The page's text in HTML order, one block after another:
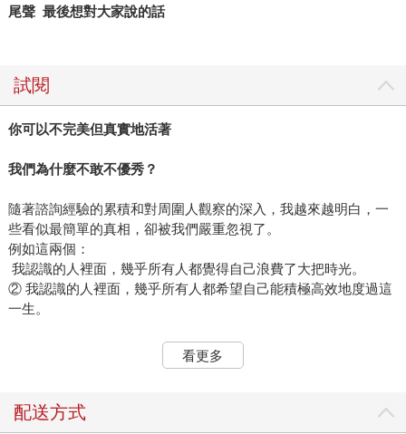
尾聲 最後想對大家說的話
試閱
你可以不完美但真實地活著
我們為什麼不敢不優秀？
隨著諮詢經驗的累積和對周圍人觀察的深入，我越來越明白，一
些看似最簡單的真相，卻被我們嚴重忽視了。
例如這兩個：
我認識的人裡面，幾乎所有人都覺得自己浪費了大把時光。
② 我認識的人裡面，幾乎所有人都希望自己能積極高效地度過這
一生。
得澄清一下，「我認識的人裡面」，成功人士很多，很多人在自
己所在的領域做到了國內項尖，卻依然很焦慮。
做到了國內No.1。
看更多
配送方式